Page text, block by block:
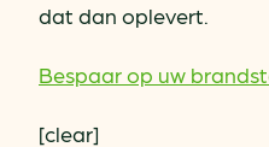
dat dan oplevert.
Bespaar op uw
[clear]